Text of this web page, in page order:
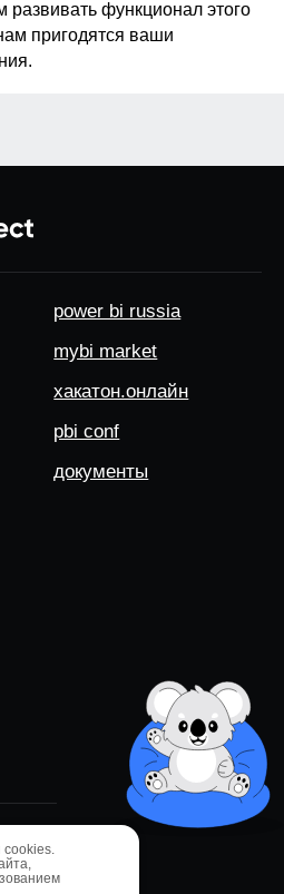
функционал этого
пригодятся ваши
pbi conf
power bi russia
хакатон.онлайн
mybi market
документы
cookies.